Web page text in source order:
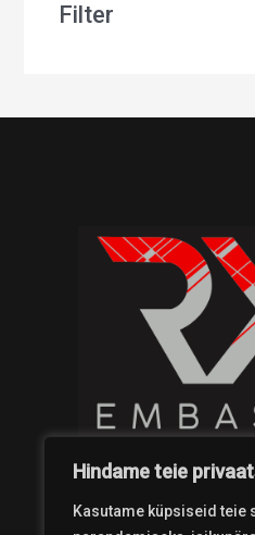
Hindame teie
Kasutame küpsiseid
Filter